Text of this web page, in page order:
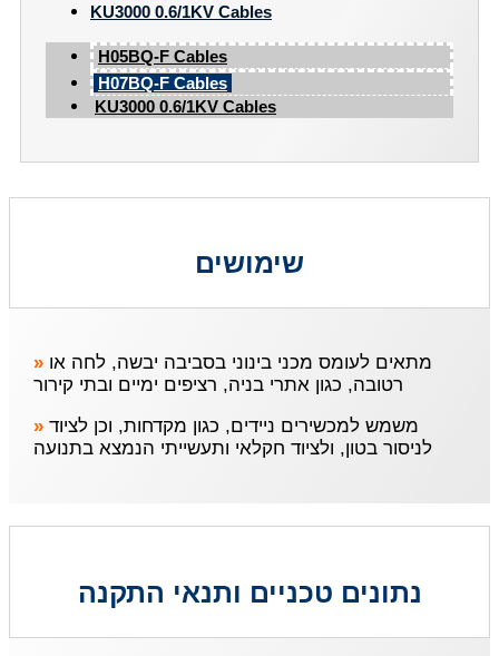
KU3000 0.6/1KV Cables
H05BQ-F Cables
​H07BQ-F Cables
KU3000 0.6/1KV Cables
שימושים
»
רטובה, כגון אתרי בניה, רציפים ימיים ובתי קירור
»
לניסור בטון, ולציוד חקלאי ותעשייתי הנמצא בתנועה
נתונים טכניים ותנאי התקנה